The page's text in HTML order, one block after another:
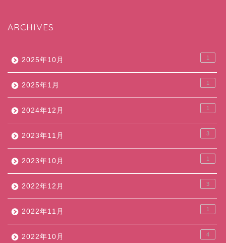
ARCHIVES
2025年10月 1
2025年1月 1
2024年12月 1
2023年11月 3
2023年10月 1
2022年12月 3
2022年11月 1
2022年10月 4